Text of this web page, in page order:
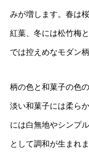
みが増します。春は
紅葉、冬には松竹梅
では控えめなモダン
柄の色と和菓子の色
淡い和菓子には柔ら
には白無地やシンプ
として調和が生まれま